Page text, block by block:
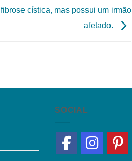
cística, mas possui um irmão
afetado.
SOCIAL